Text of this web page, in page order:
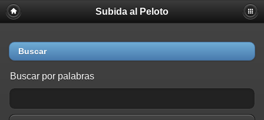
Subida al Peloto
Buscar
Buscar por palabras